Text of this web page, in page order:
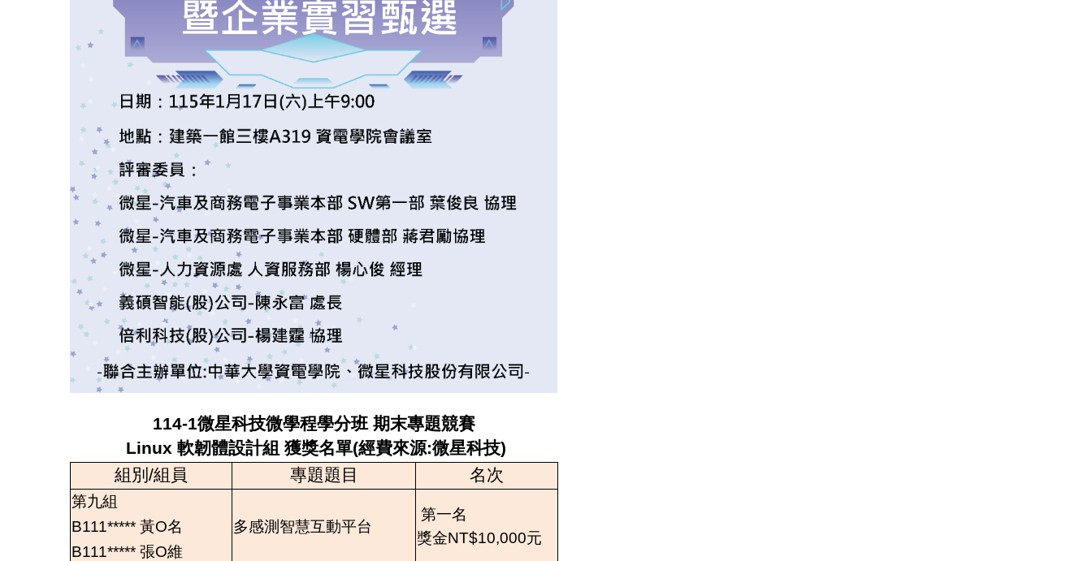
114-1微星科技微學程學分班 期末專題競賽
Linux 軟韌體設計組 獲獎名單(經費來源:微星科技)
組別/組員
專題題目 名次
第九組
多感測智慧互動平台
第一名
獎金NT$10,000元
B111***** 黃O名
B111***** 張O維